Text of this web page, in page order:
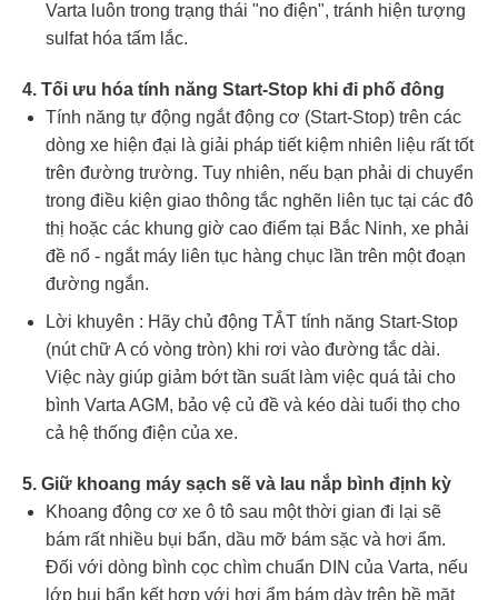
Varta luôn trong trạng thái "no điện", tránh hiện tượng
sulfat hóa tấm lắc.
4. Tối ưu hóa tính năng Start-Stop khi đi phố đông
Tính năng tự động ngắt động cơ (Start-Stop) trên các
dòng xe hiện đại là giải pháp tiết kiệm nhiên liệu rất tốt
trên đường trường. Tuy nhiên, nếu bạn phải di chuyển
trong điều kiện giao thông tắc nghẽn liên tục tại các đô
thị hoặc các khung giờ cao điểm tại Bắc Ninh, xe phải
đề nổ - ngắt máy liên tục hàng chục lần trên một đoạn
đường ngắn.
Lời khuyên : Hãy chủ động TẮT tính năng Start-Stop
(nút chữ A có vòng tròn) khi rơi vào đường tắc dài.
Việc này giúp giảm bớt tần suất làm việc quá tải cho
bình Varta AGM, bảo vệ củ đề và kéo dài tuổi thọ cho
cả hệ thống điện của xe.
5. Giữ khoang máy sạch sẽ và lau nắp bình định kỳ
Khoang động cơ xe ô tô sau một thời gian đi lại sẽ
bám rất nhiều bụi bẩn, dầu mỡ bám sặc và hơi ẩm.
Đối với dòng bình cọc chìm chuẩn DIN của Varta, nếu
lớp bụi bẩn kết hợp với hơi ẩm bám dày trên bề mặt